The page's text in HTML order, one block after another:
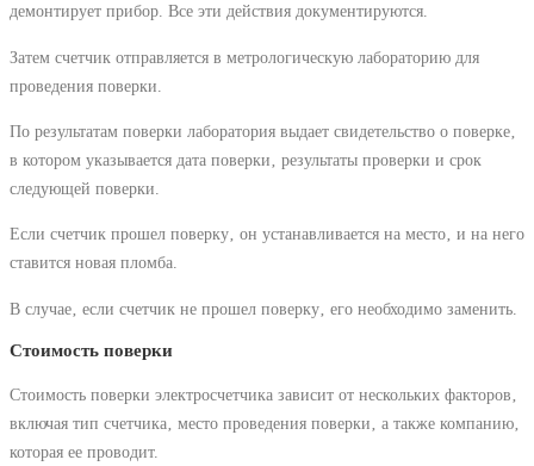
демонтирует прибор. Все эти действия документируются.
Затем счетчик отправляется в метрологическую лабораторию для
проведения поверки.
По результатам поверки лаборатория выдает свидетельство о поверке‚
в котором указывается дата поверки‚ результаты проверки и срок
следующей поверки.
Если счетчик прошел поверку‚ он устанавливается на место‚ и на него
ставится новая пломба.
В случае‚ если счетчик не прошел поверку‚ его необходимо заменить.
Стоимость поверки
Стоимость поверки электросчетчика зависит от нескольких факторов‚
включая тип счетчика‚ место проведения поверки‚ а также компанию‚
которая ее проводит.